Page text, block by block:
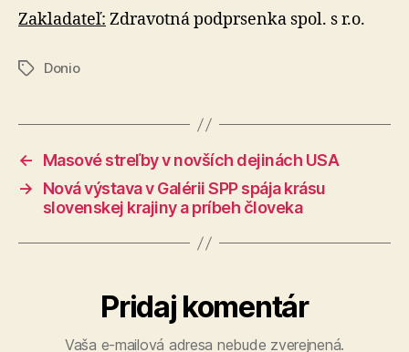
Zakladateľ: Zdravotná podprsenka spol. s r.o.
Značky
Donio
←
Masové streľby v novších dejinách USA
→
Nová výstava v Galérii SPP spája krásu
slovenskej krajiny a príbeh človeka
Pridaj komentár
Vaša e-mailová adresa nebude zverejnená.